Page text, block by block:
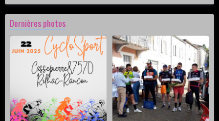
Dernières photos